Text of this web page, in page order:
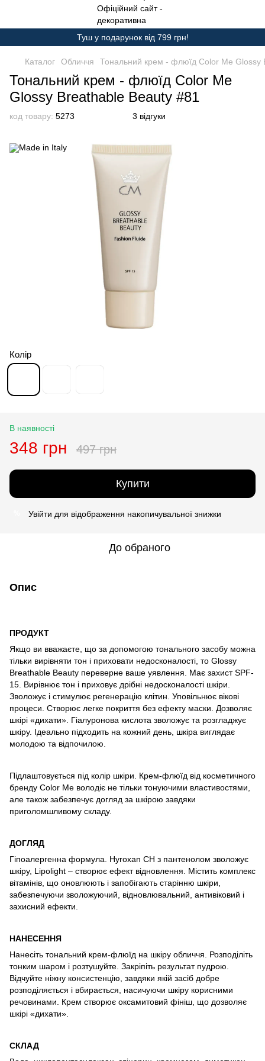
Туш у подарунок від 799 грн!
Каталог Обличчя Тональний крем - флюїд Color Me Glossy
Тональний крем - флюїд Color Me
Glossy Breathable Beauty #81
код товару: 5273 3 відгуки
Колір
В наявності
348 грн 497 грн
Купити
Увійти для відображення накопичувальної знижки
До обраного
Опис
ПРОДУКТ
Якщо ви вважаєте, що за допомогою тонального засобу можна
тільки вирівняти тон і приховати недосконалості, то Glossy
Breathable Beauty переверне ваше уявлення. Має захист SPF-
15. Вирівнює тон і приховує дрібні недосконалості шкіри.
Зволожує і стимулює регенерацію клітин. Уповільнює вікові
процеси. Створює легке покриття без ефекту маски. Дозволяє
шкірі «дихати». Гіалуронова кислота зволожує та розгладжує
шкіру. Ідеально підходить на кожний день, шкіра виглядає
молодою та відпочилою.
Підлаштовується під колір шкіри. Крем-флюїд від косметичного
бренду Color Me володіє не тільки тонуючими властивостями,
але також забезпечує догляд за шкірою завдяки
приголомшливому складу.
ДОГЛЯД
Гіпоалергенна формула. Hyroxan CH з пантенолом зволожує
шкіру, Lipolight – створює ефект відновлення. Містить комплекс
вітамінів, що оновлюють і запобігають старінню шкіри,
забезпечуючи зволожуючий, відновлювальний, антивіковий і
захисний ефекти.
НАНЕСЕННЯ
Нанесіть тональний крем-флюїд на шкіру обличчя. Розподіліть
тонким шаром і розтушуйте. Закріпіть результат пудрою.
Відчуйте ніжну консистенцію, завдяки якій засіб добре
розподіляється і вбирається, насичуючи шкіру корисними
речовинами. Крем створює оксамитовий фініш, що дозволяє
шкірі «дихати».
СКЛАД